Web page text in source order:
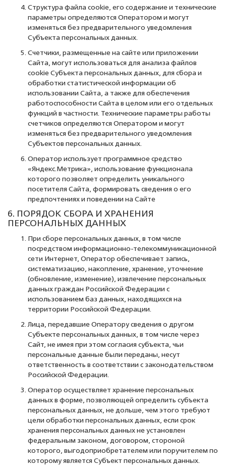
Структура файла cookie, его содержание и технические
параметры определяются Оператором и могут
изменяться без предварительного уведомления
Субъекта персональных данных.
Счетчики, размещенные на сайте или приложении
Сайта, могут использоваться для анализа файлов
cookie Субъекта персональных данных, для сбора и
обработки статистической информации об
использовании Сайта, а также для обеспечения
работоспособности Сайта в целом или его отдельных
функций в частности. Технические параметры работы
счетчиков определяются Оператором и могут
изменяться без предварительного уведомления
Субъектов персональных данных.
Оператор использует программное средство
«Яндекс.Метрика», использование функционала
которого позволяет определить уникального
посетителя Сайта, формировать сведения о его
предпочтениях и поведении на Сайте
6. ПОРЯДОК СБОРА И ХРАНЕНИЯ
ПЕРСОНАЛЬНЫХ ДАННЫХ
При сборе персональных данных, в том числе
посредством информационно-телекоммуникационной
сети Интернет, Оператор обеспечивает запись,
систематизацию, накопление, хранение, уточнение
(обновление, изменение), извлечение персональных
данных граждан Российской Федерации с
использованием баз данных, находящихся на
территории Российской Федерации.
Лица, передавшие Оператору сведения о другом
Субъекте персональных данных, в том числе через
Сайт, не имея при этом согласия субъекта, чьи
персональные данные были переданы, несут
ответственность в соответствии с законодательством
Российской Федерации.
Оператор осуществляет хранение персональных
данных в форме, позволяющей определить субъекта
персональных данных, не дольше, чем этого требуют
цели обработки персональных данных, если срок
хранения персональных данных не установлен
федеральным законом, договором, стороной
которого, выгодоприобретателем или поручителем по
которому является Субъект персональных данных.